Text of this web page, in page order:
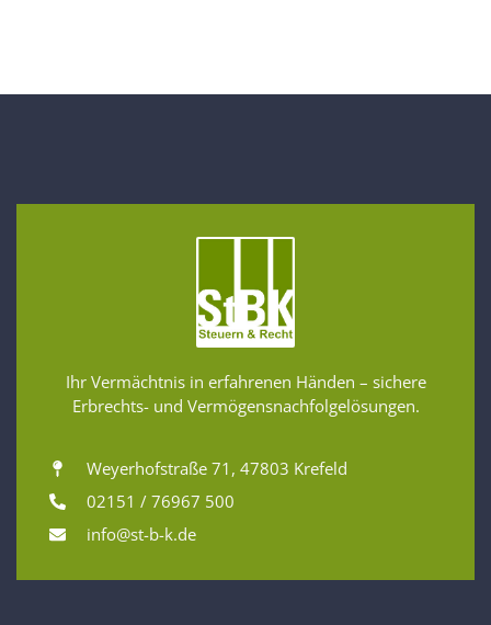
Ihr Vermächtnis in erfahrenen Händen – sichere
Erbrechts- und Vermögensnachfolgelösungen.
Weyerhofstraße 71, 47803 Krefeld
02151 / 76967 500
info@st-b-k.de